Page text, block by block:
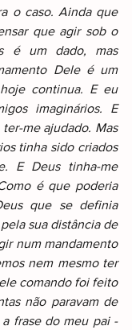
o caso. Ainda que
que agir sob o
é um dado, mas
Dele é um
continua. E eu
imaginários. E
me ajudado. Mas
tinha sido criados
E Deus tinha-me
é que poderia
que se definia
sua distância de
num mandamento
nem mesmo ter
comando foi feito
não paravam de
frase do meu pai -